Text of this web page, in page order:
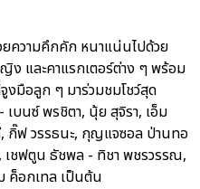
ยความคึกคัก หนาแน่นไปด้วย
ง และคาแรกเตอร์ต่าง ๆ พร้อม
มือลูก ๆ มาร่วมชมโชว์สุด
บนซ์ พรชิตา, นุ้ย สุจิรา, เอ็ม
กิ๊ฟ วรรธนะ, กุญแจซอล ป่านทอ
เชฟตูน ธัชพล - ทิชา พชรวรรณ,
ค็อกเทล เป็นต้น